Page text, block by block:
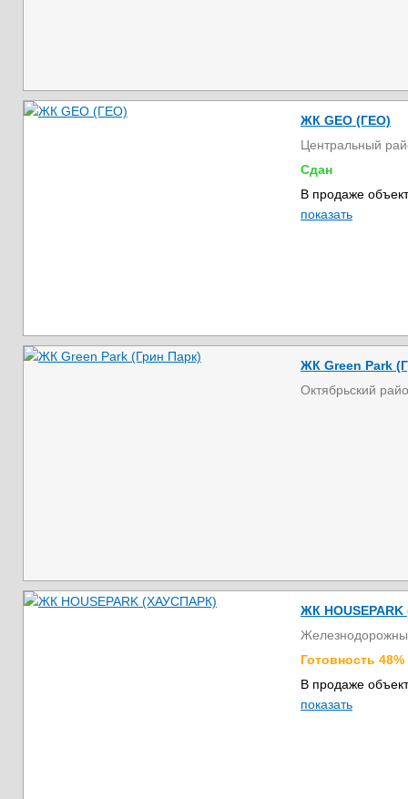
ЖК GEO (ГЕО)
Центральный
Сдан
В продаже
показать
ЖК Green Park
Октябрьский
ЖК
Готовность 48%
В продаже
показать